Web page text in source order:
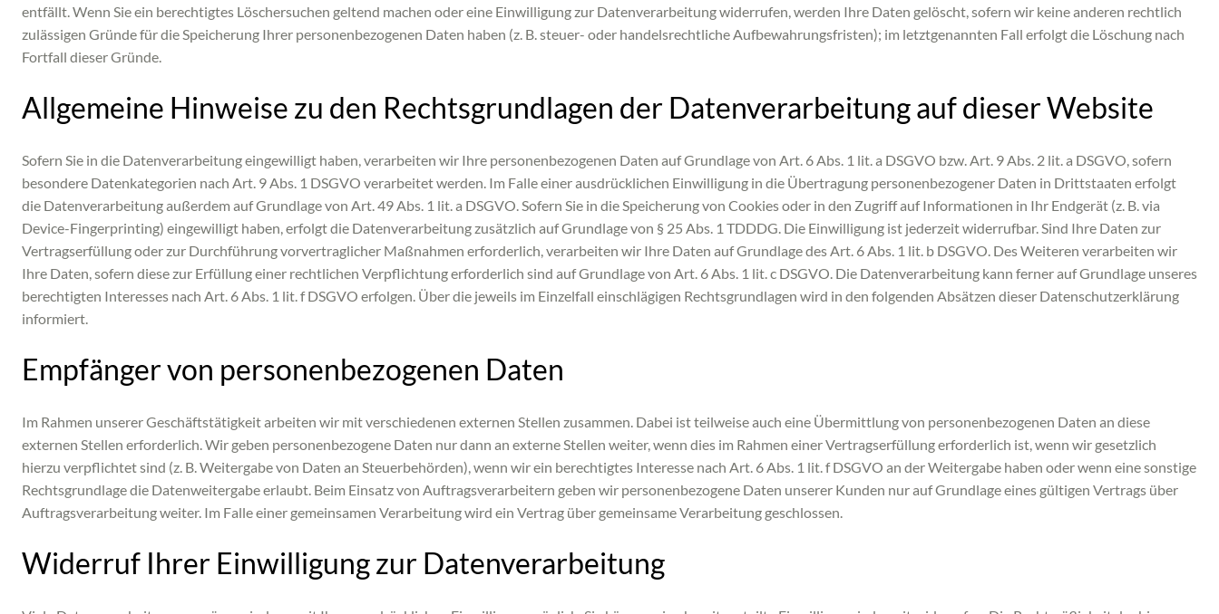
entfällt. Wenn Sie ein berechtigtes Löschersuchen geltend machen oder eine Einwilligung zur Datenverarbeitung widerrufen, werden Ihre Daten gelöscht, sofern wir keine anderen rechtlich
zulässigen Gründe für die Speicherung Ihrer personenbezogenen Daten haben (z. B. steuer- oder handelsrechtliche Aufbewahrungsfristen); im letztgenannten Fall erfolgt die Löschung nach
Fortfall dieser Gründe.
Allgemeine Hinweise zu den Rechtsgrundlagen der Datenverarbeitung auf dieser Website
Sofern Sie in die Datenverarbeitung eingewilligt haben, verarbeiten wir Ihre personenbezogenen Daten auf Grundlage von Art. 6 Abs. 1 lit. a DSGVO bzw. Art. 9 Abs. 2 lit. a DSGVO, sofern
besondere Datenkategorien nach Art. 9 Abs. 1 DSGVO verarbeitet werden. Im Falle einer ausdrücklichen Einwilligung in die Übertragung personenbezogener Daten in Drittstaaten erfolgt
die Datenverarbeitung außerdem auf Grundlage von Art. 49 Abs. 1 lit. a DSGVO. Sofern Sie in die Speicherung von Cookies oder in den Zugriff auf Informationen in Ihr Endgerät (z. B. via
Device-Fingerprinting) eingewilligt haben, erfolgt die Datenverarbeitung zusätzlich auf Grundlage von § 25 Abs. 1 TDDDG. Die Einwilligung ist jederzeit widerrufbar. Sind Ihre Daten zur
Vertragserfüllung oder zur Durchführung vorvertraglicher Maßnahmen erforderlich, verarbeiten wir Ihre Daten auf Grundlage des Art. 6 Abs. 1 lit. b DSGVO. Des Weiteren verarbeiten wir
Ihre Daten, sofern diese zur Erfüllung einer rechtlichen Verpflichtung erforderlich sind auf Grundlage von Art. 6 Abs. 1 lit. c DSGVO. Die Datenverarbeitung kann ferner auf Grundlage unseres
berechtigten Interesses nach Art. 6 Abs. 1 lit. f DSGVO erfolgen. Über die jeweils im Einzelfall einschlägigen Rechtsgrundlagen wird in den folgenden Absätzen dieser Datenschutzerklärung
informiert.
Empfänger von personenbezogenen Daten
Im Rahmen unserer Geschäftstätigkeit arbeiten wir mit verschiedenen externen Stellen zusammen. Dabei ist teilweise auch eine Übermittlung von personenbezogenen Daten an diese
externen Stellen erforderlich. Wir geben personenbezogene Daten nur dann an externe Stellen weiter, wenn dies im Rahmen einer Vertragserfüllung erforderlich ist, wenn wir gesetzlich
hierzu verpflichtet sind (z. B. Weitergabe von Daten an Steuerbehörden), wenn wir ein berechtigtes Interesse nach Art. 6 Abs. 1 lit. f DSGVO an der Weitergabe haben oder wenn eine sonstige
Rechtsgrundlage die Datenweitergabe erlaubt. Beim Einsatz von Auftragsverarbeitern geben wir personenbezogene Daten unserer Kunden nur auf Grundlage eines gültigen Vertrags über
Auftragsverarbeitung weiter. Im Falle einer gemeinsamen Verarbeitung wird ein Vertrag über gemeinsame Verarbeitung geschlossen.
Widerruf Ihrer Einwilligung zur Datenverarbeitung